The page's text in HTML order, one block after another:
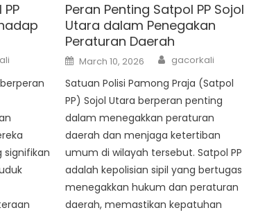
Peran Penting Satpol PP Sojol
Utara dalam Penegakan
Peraturan Daerah
Posted
on
March 10, 2026 Author
gacorkali
Satuan Polisi Pamong Praja (Satpol
PP) Sojol Utara berperan penting
dalam menegakkan peraturan
daerah dan menjaga ketertiban
umum di wilayah tersebut. Satpol PP
adalah kepolisian sipil yang bertugas
menegakkan hukum dan peraturan
daerah, memastikan kepatuhan